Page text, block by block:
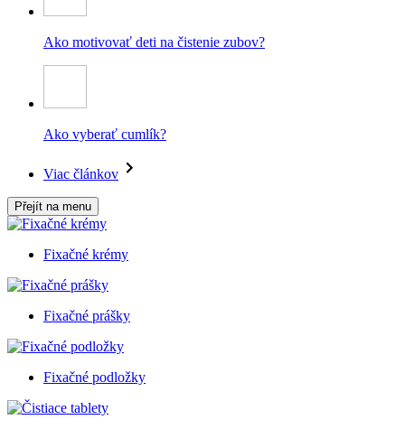
Ako motivovať deti na čistenie zubov?
Ako vyberať cumlík?
Viac článkov
Přejít na menu
Fixačné krémy
Fixačné prášky
Fixačné podložky